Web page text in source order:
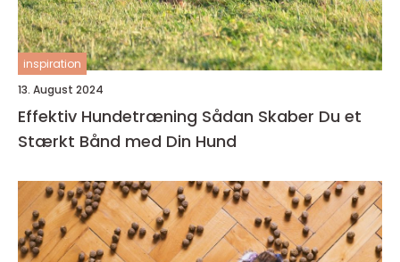
inspiration
13. August 2024
Effektiv Hundetræning Sådan Skaber Du et
Stærkt Bånd med Din Hund